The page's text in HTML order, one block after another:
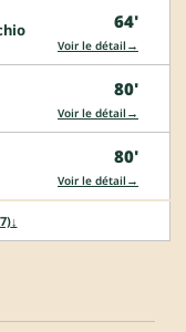
64'
Voir le détail →
80'
Voir le détail →
80'
Voir le détail →
↓